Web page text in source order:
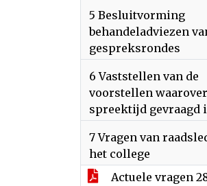
5 Besluitvorming
behandeladviezen
gespreksrondes
6 Vaststellen van de
voorstellen
spreektijd gevraagd
7 Vragen van
het college
Actuele vragen